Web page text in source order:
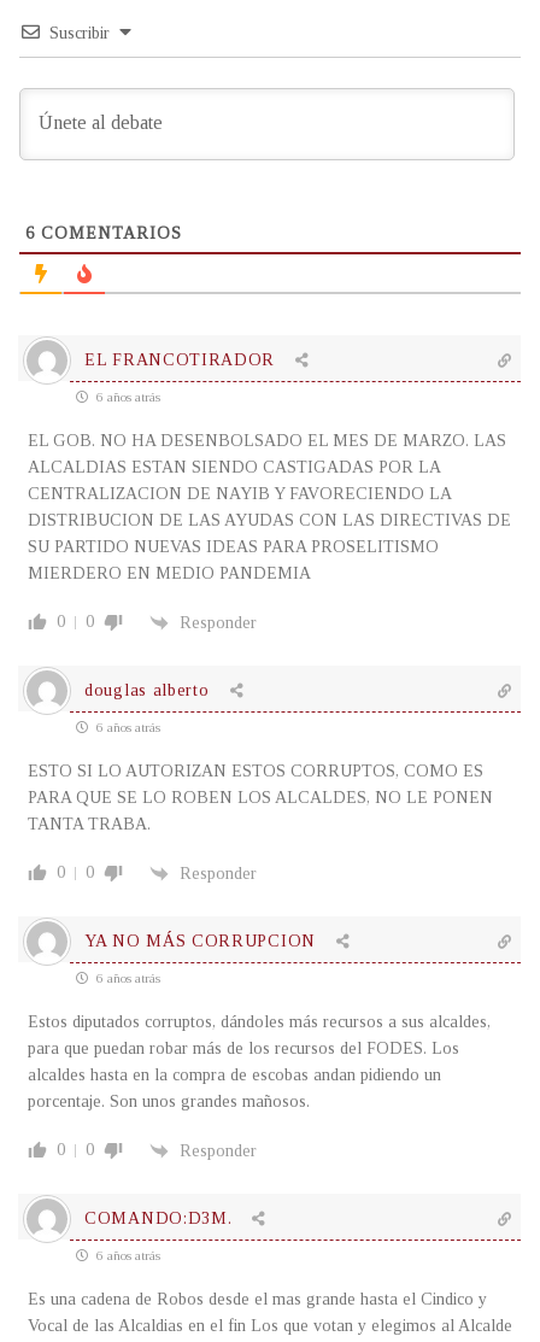
Suscribir
6 COMENTARIOS
EL FRANCOTIRADOR
6 años atrás
EL GOB. NO HA DESENBOLSADO EL MES DE MARZO. LAS
ALCALDIAS ESTAN SIENDO CASTIGADAS POR LA
CENTRALIZACION DE NAYIB Y FAVORECIENDO LA
DISTRIBUCION DE LAS AYUDAS CON LAS DIRECTIVAS DE
SU PARTIDO NUEVAS IDEAS PARA PROSELITISMO
MIERDERO EN MEDIO PANDEMIA
0 0 Responder
douglas alberto
6 años atrás
ESTO SI LO AUTORIZAN ESTOS CORRUPTOS, COMO ES
PARA QUE SE LO ROBEN LOS ALCALDES, NO LE PONEN
TANTA TRABA.
0 0 Responder
YA NO MÁS CORRUPCION
6 años atrás
Estos diputados corruptos, dándoles más recursos a sus alcaldes,
para que puedan robar más de los recursos del FODES. Los
alcaldes hasta en la compra de escobas andan pidiendo un
porcentaje. Son unos grandes mañosos.
0 0 Responder
COMANDO:D3M.
6 años atrás
Es una cadena de Robos desde el mas grande hasta el Cindico y
Vocal de las Alcaldias en el fin Los que votan y elegimos al Alcalde